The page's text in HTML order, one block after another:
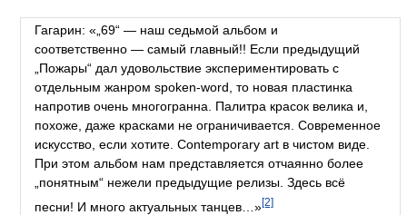
Гагарин: «„69“ — наш седьмой альбом и
соответственно — самый главный!! Если предыдущий
„Пожары“ дал удовольствие экспериментировать с
отдельным жанром spoken-word, то новая пластинка
напротив очень многогранна. Палитра красок велика и,
похоже, даже красками не ограничивается. Современное
искусство, если хотите. Contemporary art в чистом виде.
При этом альбом нам представляется отчаянно более
„понятным“ нежели предыдущие релизы. Здесь всё
песни! И много актуальных танцев…»[2]